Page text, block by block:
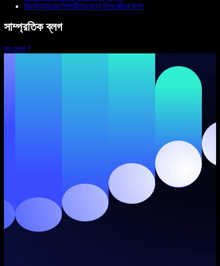
উচ্চবিদ্যালয়ের শিক্ষার্থীদের জন্য ডিসলেক্সিয়া টুলস
সাম্প্রতিক ব্লগ
সব দেখুন